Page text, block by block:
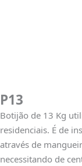
P13
Botijão de 13 Kg
residenciais. É de
através de
necessitando de